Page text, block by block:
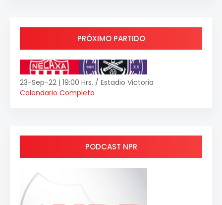
PRÓXIMO PARTIDO
23-Sep-22 | 19:00 Hrs. / Estadio Victoria
Calendario Completo
PODCAST NPR